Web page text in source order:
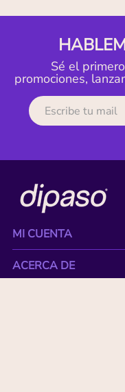
Sé el
promociones,
MI CUENTA
ACERCA DE